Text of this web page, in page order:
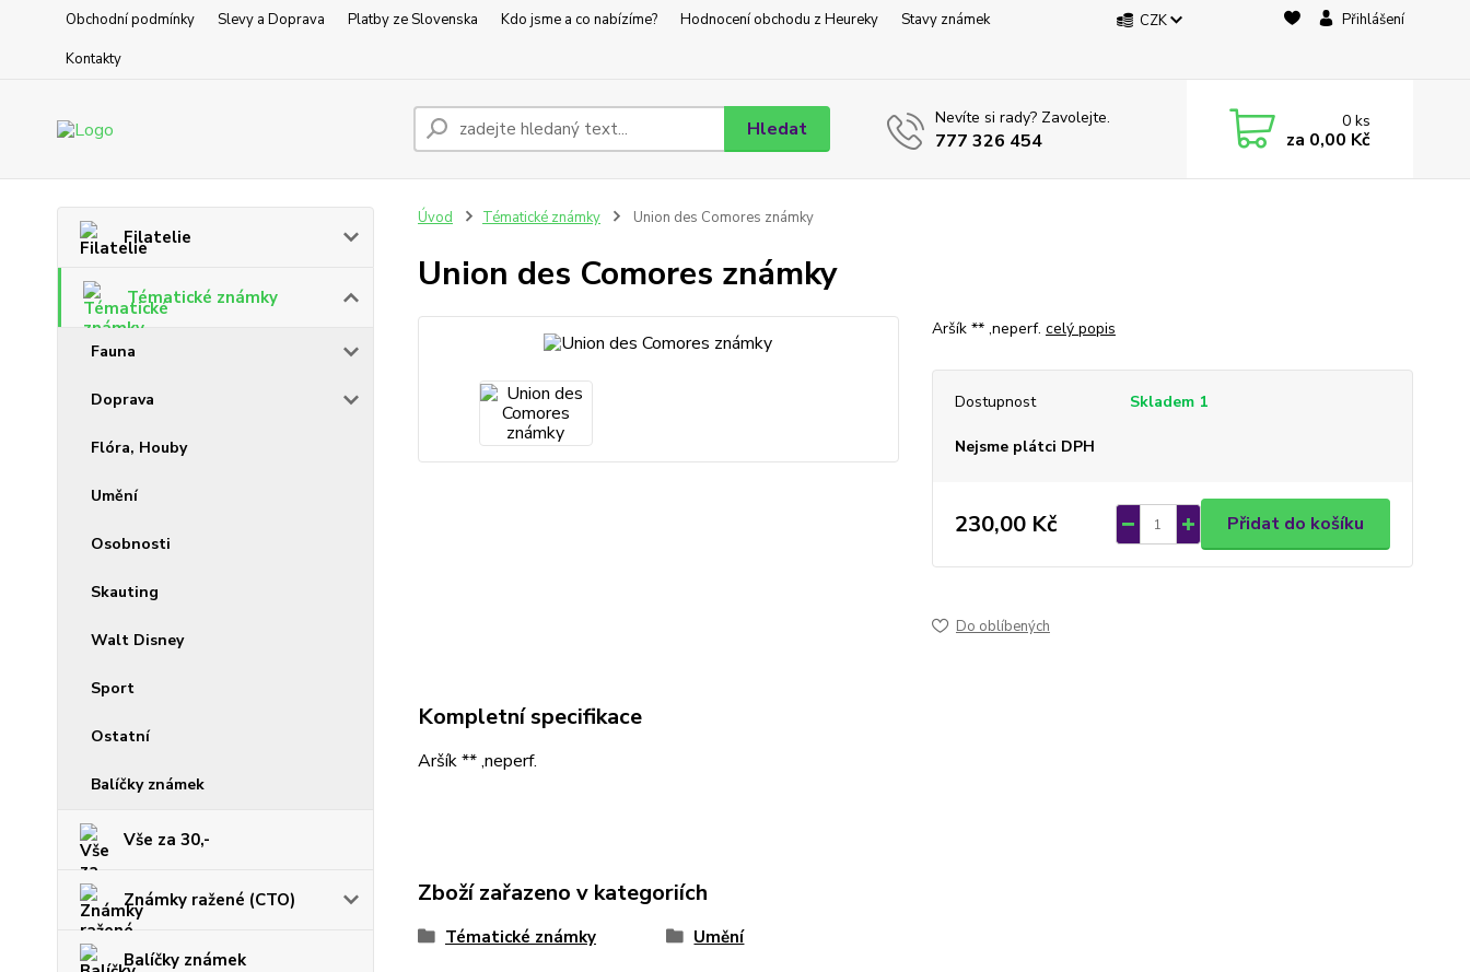
Obchodní podmínky Slevy a Doprava Platby ze Slovenska Kdo jsme a co nabízíme? Hodnocení obchodu z Heureky
Stavy známek
Kontakty
CZK Přihlášení
Hledat Nevíte si rady? Zavolejte.
777 326 454
0ks
za 0,00 Kč
Filatelie
Tématické známky
Fauna
Doprava
Flóra, Houby
Umění
Osobnosti
Skauting
Walt Disney
Sport
Ostatní
Balíčky známek
Vše za 30,-
Známky ražené (CTO)
Balíčky známek
Úvod Tématické známky Union des Comores známky
Union des Comores známky
Aršík ** ,neperf. celý popis
Dostupnost Skladem 1
Nejsme plátci DPH
230,00 Kč Přidat do košíku
Do oblíbených
Kompletní specifikace
Aršík ** ,neperf.
Zboží zařazeno v kategoriích
Tématické známky Umění